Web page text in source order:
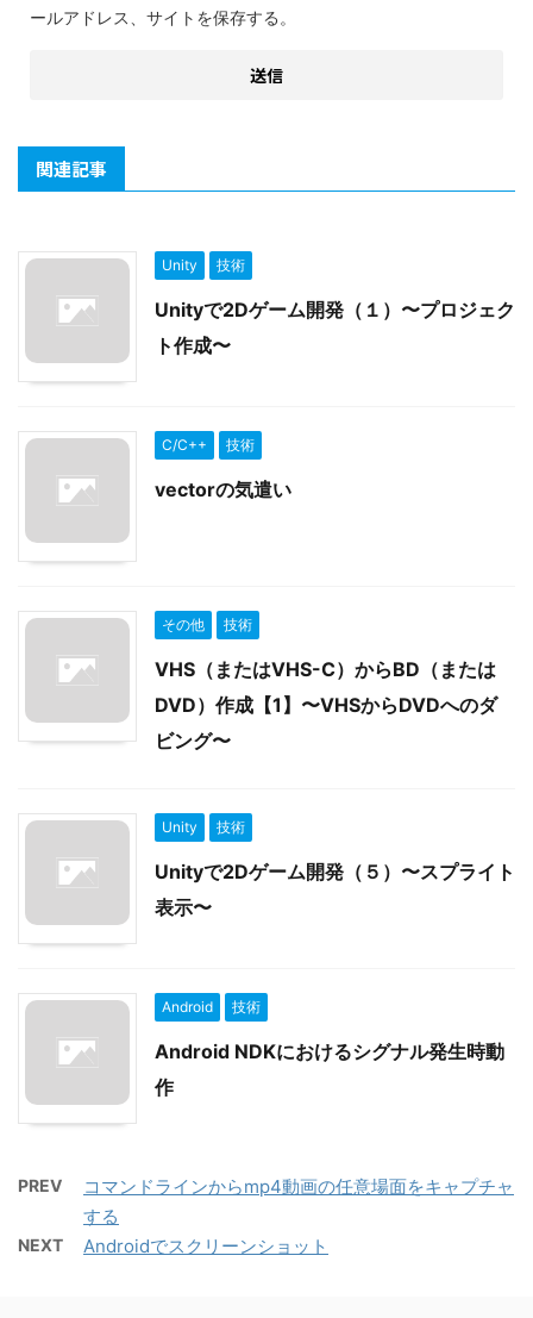
ールアドレス、サイトを保存する。
関連記事
Unity 技術
Unityで2Dゲーム開発（１）〜プロジェク
ト作成〜
C/C++ 技術
vectorの気遣い
その他 技術
VHS（またはVHS-C）からBD（または
DVD）作成【1】〜VHSからDVDへのダ
ビング〜
Unity 技術
Unityで2Dゲーム開発（５）〜スプライト
表示〜
Android 技術
Android NDKにおけるシグナル発生時動
作
PREV
コマンドラインからmp4動画の任意場面をキャプチャ
する
NEXT Androidでスクリーンショット